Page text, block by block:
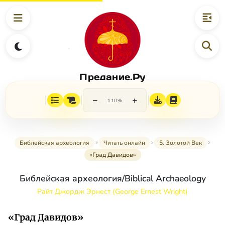
Предание.Ру
− 110% +
Библейская археология Читать онлайн
5. Золотой Век
«Град Давидов»
Библейская археология/Biblical Archaeology
Райт Джордж Эрнест (George Ernest Wright)
«Град Давидов»